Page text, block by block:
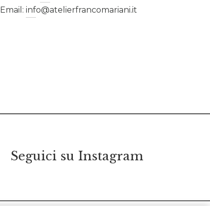
Email:info@atelierfrancomariani.it
Seguici su Instagram